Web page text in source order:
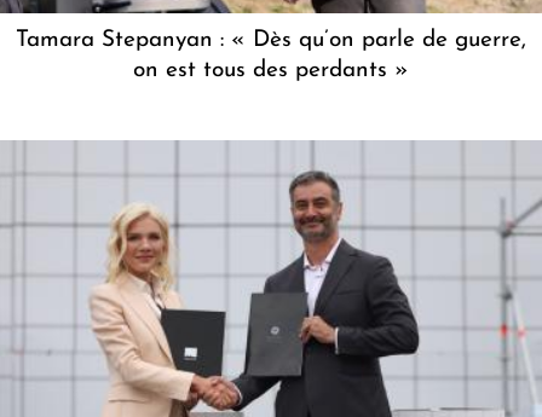
Tamara Stepanyan : « Dès qu’on parle de guerre,
on est tous des perdants »